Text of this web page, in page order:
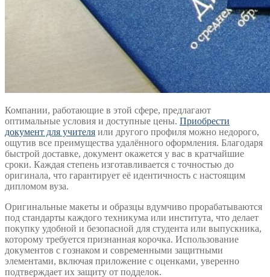
Компании, работающие в этой сфере, предлагают
оптимальные условия и доступные цены. Приобрести
документ для учителя или другого профиля можно недорого,
ощутив все преимущества удалённого оформления. Благодаря
быстрой доставке, документ окажется у вас в кратчайшие
сроки. Каждая степень изготавливается с точностью до
оригинала, что гарантирует её идентичность с настоящим
дипломом вуза.
Оригинальные макеты и образцы вдумчиво прорабатываются
под стандарты каждого техникума или института, что делает
покупку удобной и безопасной для студента или выпускника,
которому требуется признанная корочка. Использование
документов с гознаком и современными защитными
элементами, включая приложение с оценками, уверенно
подтверждает их защиту от подделок.